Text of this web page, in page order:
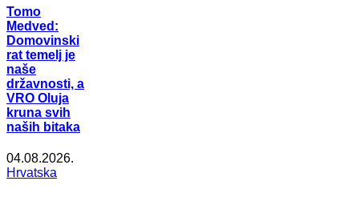
Tomo
Medved:
Domovinski
rat temelj je
naše
državnosti, a
VRO Oluja
kruna svih
naših bitaka
04.08.2026.
Hrvatska